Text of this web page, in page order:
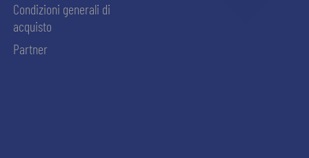
Condizioni generali di
acquisto
Partner